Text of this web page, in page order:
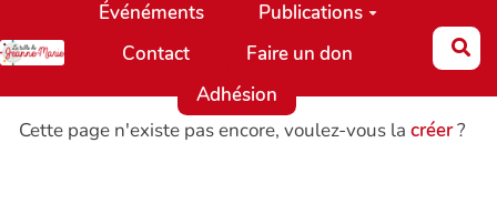
Aller au contenu principal
Événéments
Publications
Contact
Faire un don
Adhésion
Cette page n'existe pas encore, voulez-vous la créer?